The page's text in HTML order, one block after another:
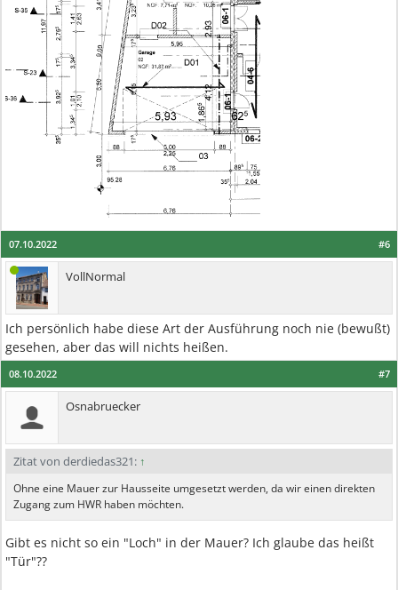
#6
07.10.2022
VollNormal
Ich persönlich habe diese Art der Ausführung noch nie (bewußt)
gesehen, aber das will nichts heißen.
#7
08.10.2022
Osnabruecker
Zitat von derdiedas321: ↑
Ohne eine Mauer zur Hausseite umgesetzt werden, da wir einen direkten
Zugang zum HWR haben möchten.
Gibt es nicht so ein "Loch" in der Mauer? Ich glaube das heißt
"Tür"??